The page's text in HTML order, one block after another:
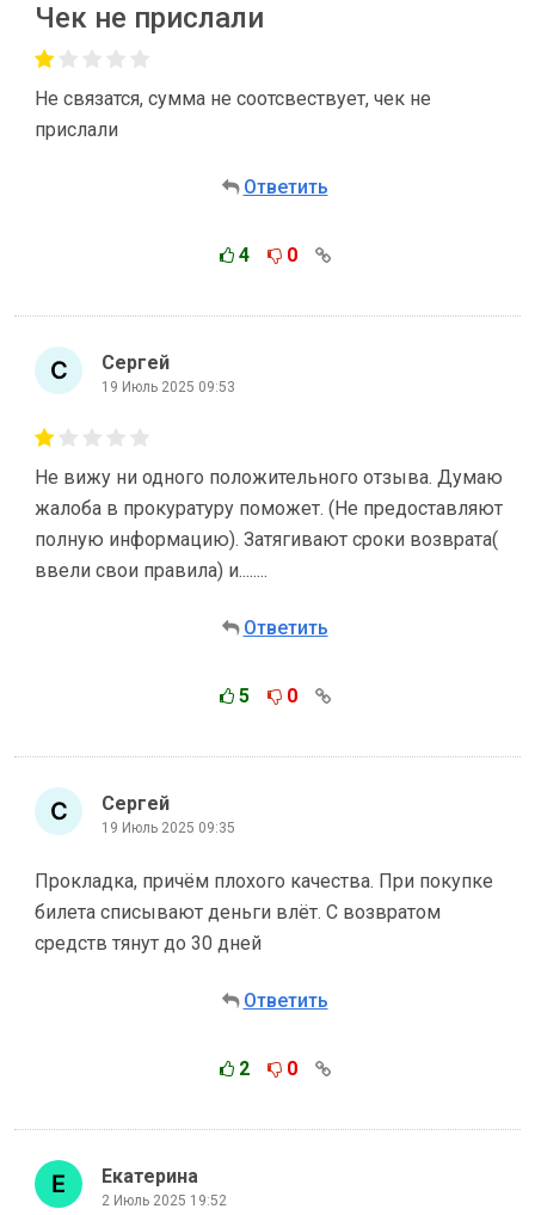
Чек не прислали
Не связатся, сумма не соотсвествует, чек не
прислали
Ответить
4 0
Сергей
19 Июль 2025 09:53
Не вижу ни одного положительного отзыва. Думаю
жалоба в прокуратуру поможет. (Не предоставляют
полную информацию). Затягивают сроки возврата(
ввели свои правила) и........
Ответить
5 0
Сергей
19 Июль 2025 09:35
Прокладка, причём плохого качества. При покупке
билета списывают деньги влёт. С возвратом
средств тянут до 30 дней
Ответить
2 0
Екатерина
2 Июль 2025 19:52